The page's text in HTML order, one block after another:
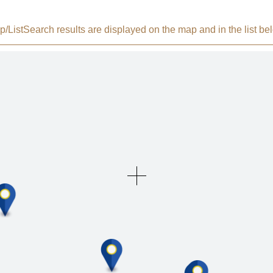
ListSearch results are displayed on the map and in the list